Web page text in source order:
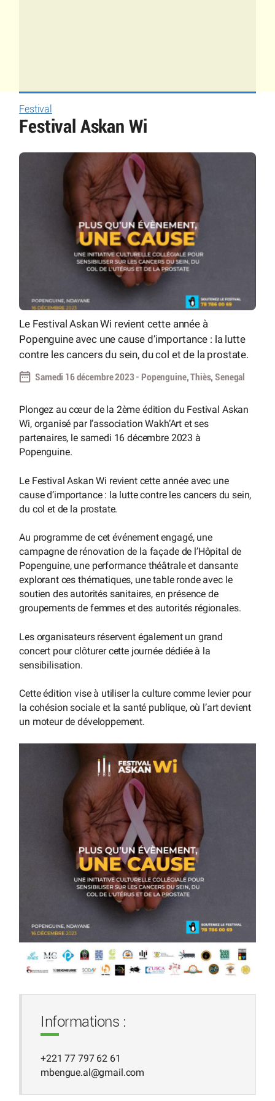
Festival
Festival Askan Wi
Le Festival Askan Wi revient cette année à
Popenguine avec une cause d’importance : la lutte
contre les cancers du sein, du col et de la prostate.
Samedi 16 décembre 2023 - Popenguine, Thiès, Senegal
Plongez au cœur de la 2ème édition du Festival Askan
Wi, organisé par l’association Wakh’Art et ses
partenaires, le samedi 16 décembre 2023 à
Popenguine.
Le Festival Askan Wi revient cette année avec une
cause d’importance : la lutte contre les cancers du sein,
du col et de la prostate.
Au programme de cet événement engagé, une
campagne de rénovation de la façade de l’Hôpital de
Popenguine, une performance théâtrale et dansante
explorant ces thématiques, une table ronde avec le
soutien des autorités sanitaires, en présence de
groupements de femmes et des autorités régionales.
Les organisateurs réservent également un grand
concert pour clôturer cette journée dédiée à la
sensibilisation.
Cette édition vise à utiliser la culture comme levier pour
la cohésion sociale et la santé publique, où l’art devient
un moteur de développement.
Informations :
+221 77 797 62 61
mbengue.al @gmail.com